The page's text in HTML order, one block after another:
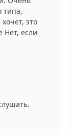
типа,
это
Нет, если